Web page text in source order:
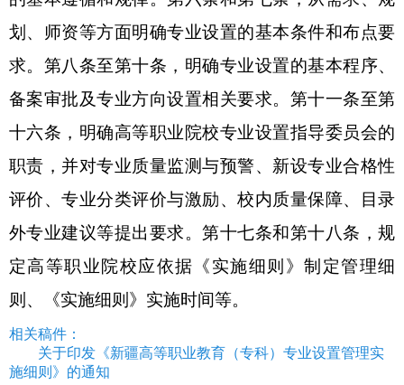
划、师资等方面明确专业设置的基本条件和布点要
求。 第八条至第十条， 明确专业设置的基本程序、
备案审批及专业方向设置相关要求。 第十一条至第
十六条， 明确高等职业院校专业设置指导委员会的
职责，并对专业质量监测与预警、新设专业合格性
评价、专业分类评价与激励、校内质量保障、目录
外专业建议等提出要求。第十七条和第十八条，规
定高等职业院校应依据《实施细则》制定管理细
则、《实施细则》实施时间等。
相关稿件：
关于印发《新疆高等职业教育（专科）专业设置管理实
施细则》的通知